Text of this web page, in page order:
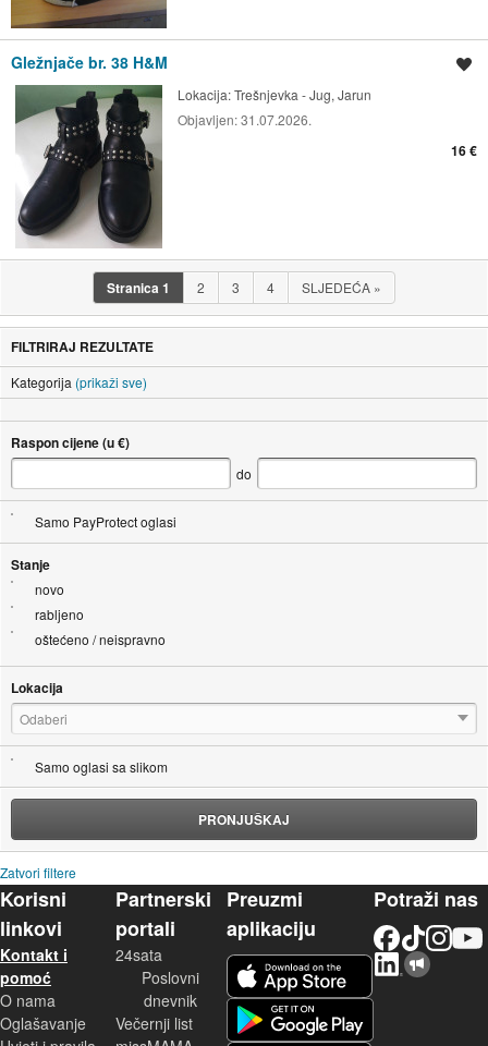
Gležnjače br. 38 H&M
Lokacija:Trešnjevka - Jug, Jarun
Objavljen:31.07.2026.
16 €
Stranica1 2 3 4 SLJEDEĆA »
FILTRIRAJ REZULTATE
Kategorija (prikaži sve)
Raspon cijene (u €)
do
Samo PayProtect oglasi
Stanje
novo
rabljeno
oštećeno / neispravno
Lokacija
Odaberi
Samo oglasi sa slikom
PRONJUŠKAJ
Zatvori filtere
Korisni
linkovi
Kontakt i
pomoć
O nama
Oglašavanje
Partnerski
portali
24sata
Poslovni
dnevnik
Večernji list
Preuzmi
aplikaciju
Potraži nas